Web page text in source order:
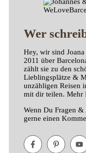
Wer
Hey, wir sind
2011 über
zählt sie zu den
Lieblingsplätze &
unzähligen Reisen
mit dir teilen. Mehr
Wenn Du Fragen &
gerne einen